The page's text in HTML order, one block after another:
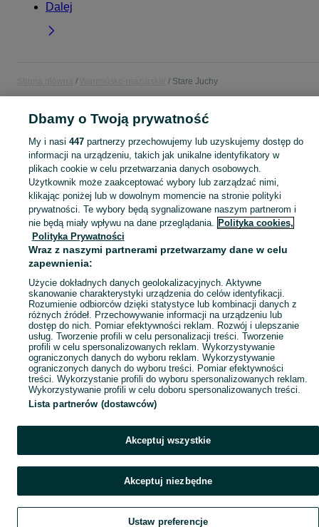
Dalej
Stare Juchy
KATEGORIA
Popularne wyszukiwania
dzialki z widokiem dzialki pelet drzewo traktorek
Mapa kategorii
Mapa miejscowości
Mapa ministron
Dbamy o Twoją prywatność
My i nasi 447partnerzy przechowujemy lub uzyskujemy dostęp do
informacji na urządzeniu, takich jak unikalne identyfikatory w
plikach cookie w celu przetwarzania danych osobowych.
Użytkownik może zaakceptować wybory lub zarządzać nimi,
klikając poniżej lub w dowolnym momencie na stronie polityki
prywatności. Te wybory będą sygnalizowane naszym partnerom i
nie będą miały wpływu na dane przeglądania. Polityka cookies,
Polityka Prywatności
Wraz z naszymi partnerami przetwarzamy dane w celu
zapewnienia:
Użycie dokładnych danych geolokalizacyjnych. Aktywne
skanowanie charakterystyki urządzenia do celów identyfikacji.
Rozumienie odbiorców dzięki statystyce lub kombinacji danych z
różnych źródeł. Przechowywanie informacji na urządzeniu lub
dostęp do nich. Pomiar efektywności reklam. Rozwój i ulepszanie
usług. Tworzenie profili w celu personalizacji treści. Tworzenie
profili w celu spersonalizowanych reklam. Wykorzystywanie
ograniczonych danych do wyboru reklam. Wykorzystywanie
ograniczonych danych do wyboru treści. Pomiar efektywności
treści. Wykorzystanie profili do wyboru spersonalizowanych reklam.
Wykorzystywanie profili w celu doboru spersonalizowanych treści.
Lista partnerów (dostawców)
Akceptuj wszystkie
Akceptuj niezbędne
Ustaw preferencje